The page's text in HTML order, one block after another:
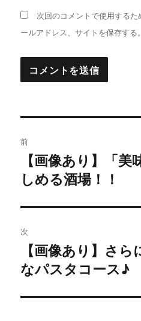
次回のコメントで使用する
ールアドレス、サイトを保存する。
稿
ナ
ビ
ゲ
ー
シ
前
去
投
稿:
【画像あり】「
しめる酒場！！
次
の
稿:
【画像あり】さ
なパスタコース♪